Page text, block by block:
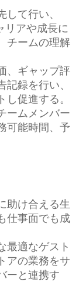
て行い、
リアや成長に
チームの理解
、ギャップ評
録を行い、
促進する。
ームメンバー
可能時間、予
助け合える生
仕事面でも成
最適なゲスト
アの業務をサ
ーと連携す